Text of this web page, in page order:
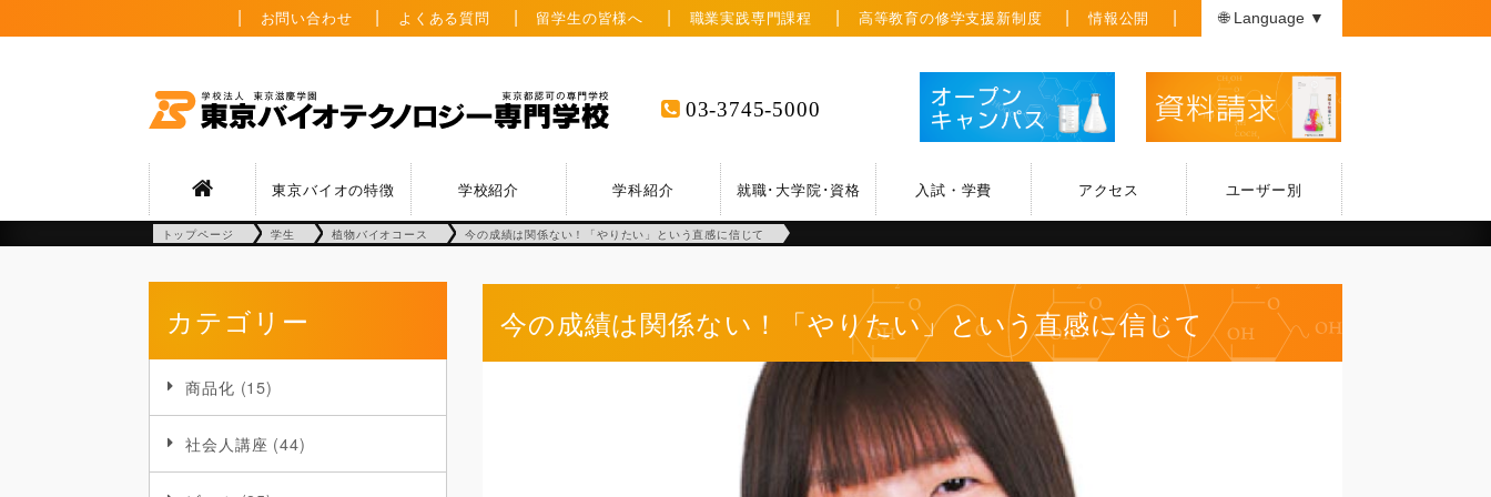
お問い合わせ よくある質問 留学生の皆様へ 職業実践専門課程 高等教育の修学支援新制度 情報公開 🌐 Language ▼
03-3745-5000
東京バイオの特徴 学校紹介 学科紹介 就職･大学院･資格 入試・学費 アクセス ユーザー別
トップページ 学生 植物バイオコース 今の成績は関係ない！「やりたい」という直感に信じて
カテゴリー
商品化 (15)
社会人講座 (44)
今の成績は関係ない！「やりたい」という直感に信じて